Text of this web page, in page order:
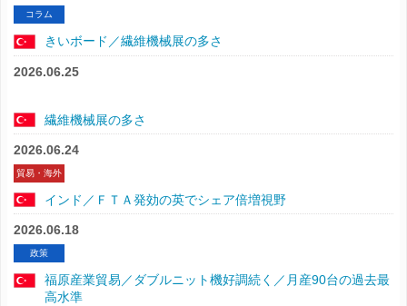
コラム
きいボード／繊維機械展の多さ
2026.06.25
繊維機械展の多さ
2026.06.24
貿易・海外
インド／ＦＴＡ発効の英でシェア倍増視野
2026.06.18
政策
福原産業貿易／ダブルニット機好調続く／月産90台の過去最
高水準